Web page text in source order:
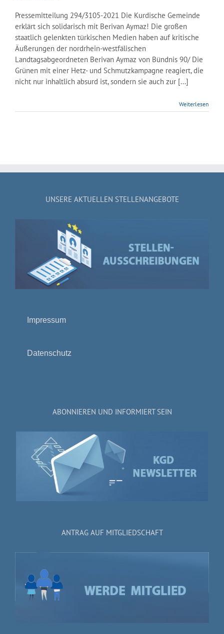
Pressemitteilung 294/3105-2021 Die Kurdische Gemeinde
erklärt sich solidarisch mit Berivan Aymaz! Die großen
staatlich gelenkten türkischen Medien haben auf kritische
Äußerungen der nordrhein-westfälischen
Landtagsabgeordneten Berivan Aymaz von Bündnis 90/ Die
Grünen mit einer Hetz- und Schmutzkampagne reagiert, die
nicht nur inhaltlich absurd ist, sondern sie auch zur [...]
Weiterlesen
UNSERE AKTUELLEN STELLENANGEBOTE
Impressum
Datenschutz
ABONNIEREN UND INFORMIERT SEIN
ANTRAG AUF MITGLIEDSCHAFT